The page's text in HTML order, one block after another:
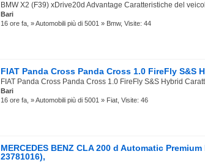
BMW X2 (F39) xDrive20d Advantage Caratteristiche del
Bari
16 ore fa, » Automobili più di 5001 » Bmw, Visite: 44
FIAT Panda Cross Panda Cross 1.0 FireFly S&S
FIAT Panda Cross Panda Cross 1.0 FireFly S&S Hybrid
Bari
16 ore fa, » Automobili più di 5001 » Fiat, Visite: 46
MERCEDES BENZ CLA 200 d Automatic Premium
23781016),